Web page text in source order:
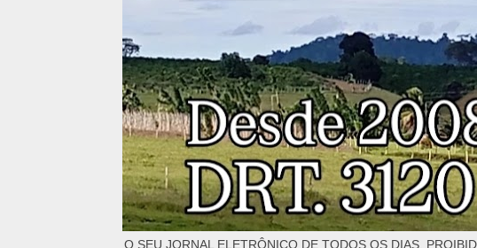
O SEU JORNAL ELETRÔNICO DE TODOS OS DIAS.